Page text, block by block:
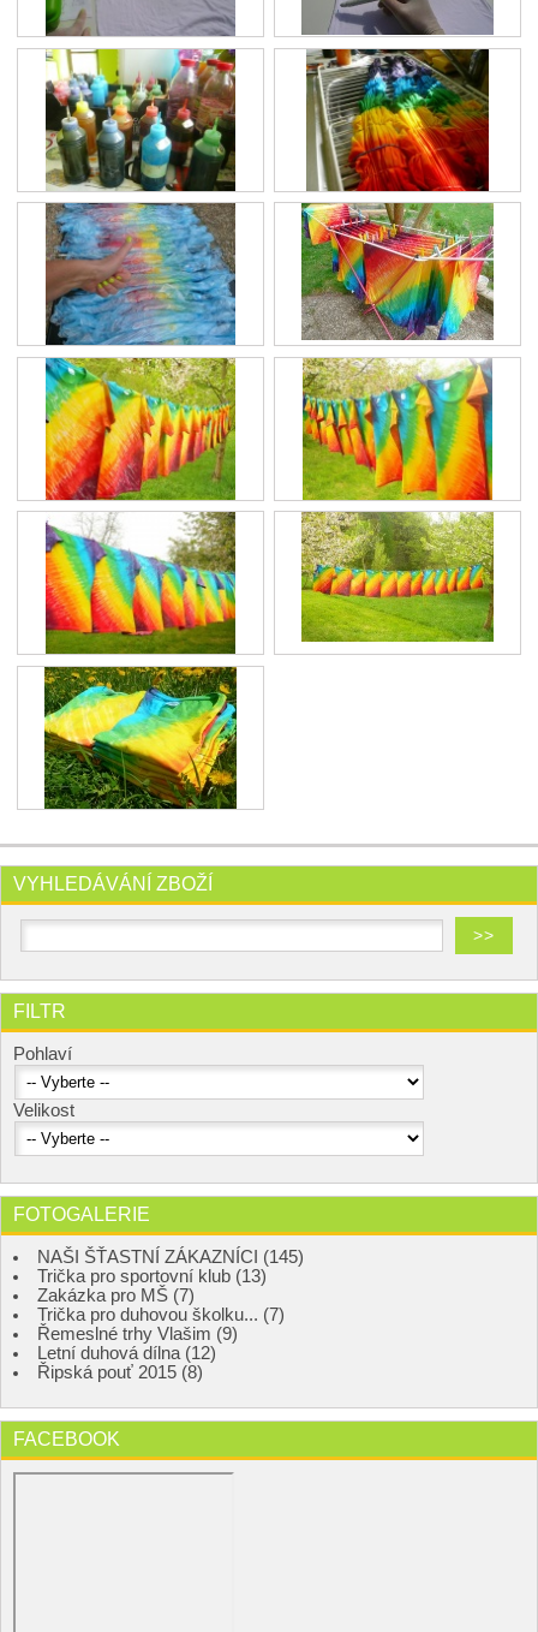
VYHLEDÁVÁNÍ ZBOŽÍ
FILTR
Pohlaví
Velikost
FOTOGALERIE
NAŠI ŠŤASTNÍ ZÁKAZNÍCI (145)
Trička pro sportovní klub (13)
Zakázka pro MŠ (7)
Trička pro duhovou školku... (7)
Řemeslné trhy Vlašim (9)
Letní duhová dílna (12)
Řipská pouť 2015 (8)
FACEBOOK